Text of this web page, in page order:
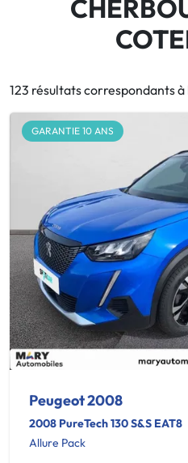
123 résultats correspondants
GARANTIE 10 ANS
Peugeot 2008
2008 PureTech 130 S&S EAT8
Allure Pack